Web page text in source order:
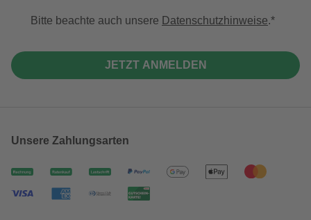
Bitte beachte auch unsere Datenschutzhinweise.
JETZT ANMELDEN
Unsere Zahlungsarten